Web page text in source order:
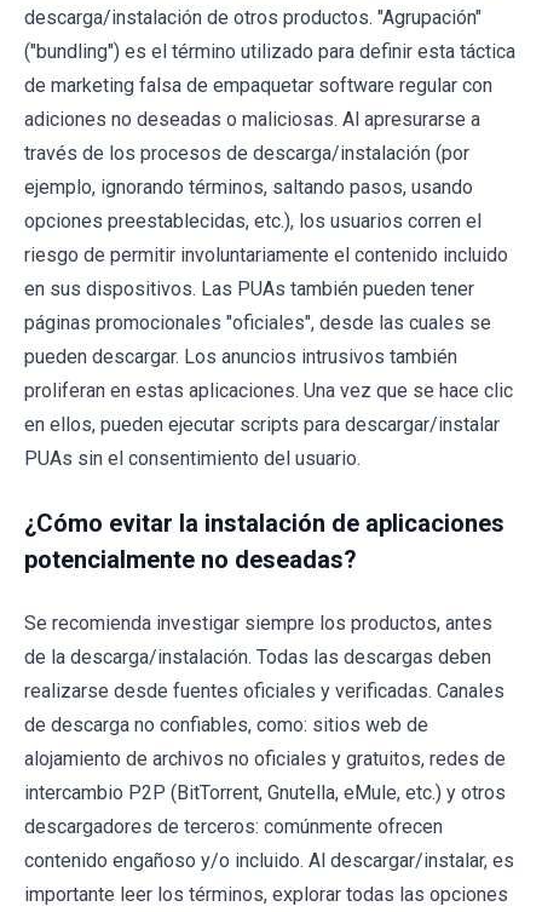
descarga/instalación de otros productos. "Agrupación"
("bundling") es el término utilizado para definir esta táctica
de marketing falsa de empaquetar software regular con
adiciones no deseadas o maliciosas. Al apresurarse a
través de los procesos de descarga/instalación (por
ejemplo, ignorando términos, saltando pasos, usando
opciones preestablecidas, etc.), los usuarios corren el
riesgo de permitir involuntariamente el contenido incluido
en sus dispositivos. Las PUAs también pueden tener
páginas promocionales "oficiales", desde las cuales se
pueden descargar. Los anuncios intrusivos también
proliferan en estas aplicaciones. Una vez que se hace clic
en ellos, pueden ejecutar scripts para descargar/instalar
PUAs sin el consentimiento del usuario.
¿Cómo evitar la instalación de aplicaciones
potencialmente no deseadas?
Se recomienda investigar siempre los productos, antes
de la descarga/instalación. Todas las descargas deben
realizarse desde fuentes oficiales y verificadas. Canales
de descarga no confiables, como: sitios web de
alojamiento de archivos no oficiales y gratuitos, redes de
intercambio P2P (BitTorrent, Gnutella, eMule, etc.) y otros
descargadores de terceros: comúnmente ofrecen
contenido engañoso y/o incluido. Al descargar/instalar, es
importante leer los términos, explorar todas las opciones